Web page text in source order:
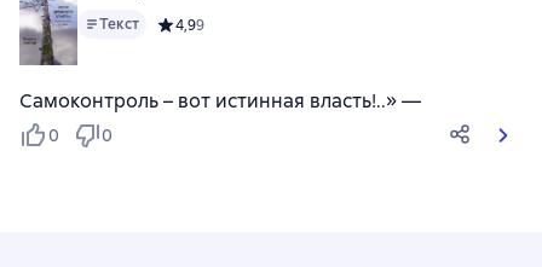
Текст Средний рейтинг 4,9 на основе 9 оценок
4,99
Самоконтроль – вот истинная власть!..» —
0 0